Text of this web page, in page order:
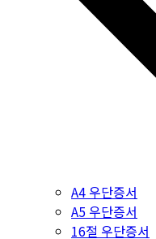
A4 우단증서
A5 우단증서
16절 우단증서